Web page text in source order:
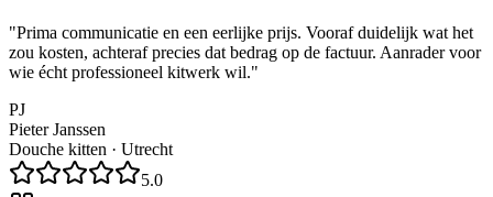
"Prima communicatie en een eerlijke prijs. Vooraf duidelijk wat het
zou kosten, achteraf precies dat bedrag op de factuur. Aanrader voor
wie écht professioneel kitwerk wil."
PJ
Pieter Janssen
Douche kitten · Utrecht
5.0